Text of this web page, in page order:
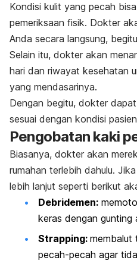
Kondisi kulit yang pecah
pemeriksaan fisik. Dokter
Anda secara langsung,
Selain itu, dokter akan
hari dan riwayat kesehatan
yang mendasarinya.
Dengan begitu, dokter
sesuai dengan kondisi
Pengobatan kaki
Biasanya, dokter akan
rumahan terlebih dahulu.
lebih lanjut seperti berikut
Debridemen:
keras dengan gunting
Strapping: membalut
pecah-pecah agar